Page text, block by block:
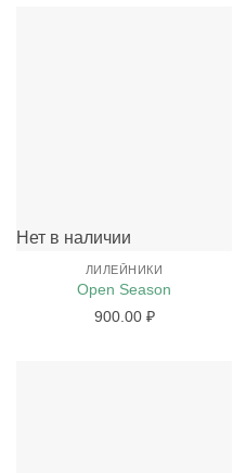
Нет в наличии
ЛИЛЕЙНИКИ
Open Season
900.00 ₽